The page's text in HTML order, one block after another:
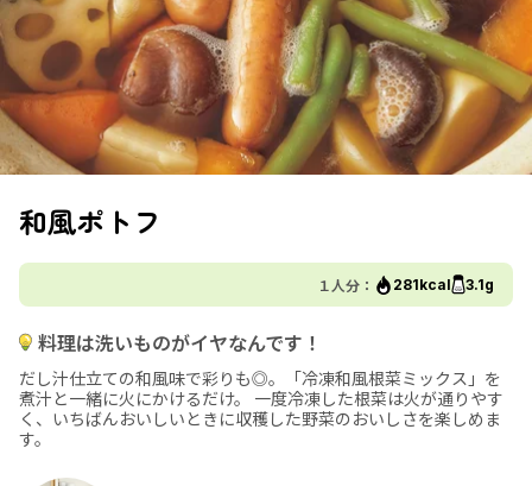
和風ポトフ
１人分： 281kcal 3.1g
料理は洗いものがイヤなんです！
だし汁仕立ての和風味で彩りも◎。「冷凍和風根菜ミックス」を
煮汁と一緒に火にかけるだけ。 一度冷凍した根菜は火が通りやす
く、いちばんおいしいときに収穫した野菜のおいしさを楽しめま
す。